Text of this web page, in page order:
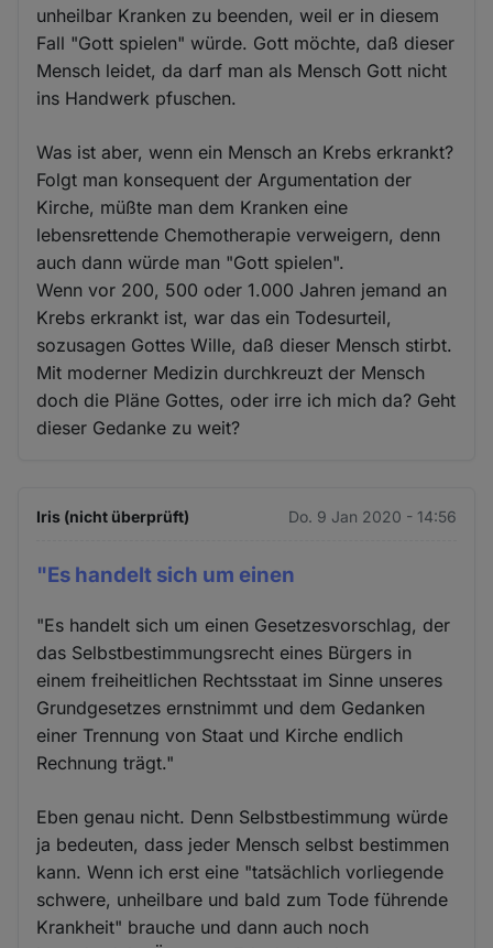
unheilbar Kranken zu beenden, weil er in diesem
Fall "Gott spielen" würde. Gott möchte, daß dieser
Mensch leidet, da darf man als Mensch Gott nicht
ins Handwerk pfuschen.
Was ist aber, wenn ein Mensch an Krebs erkrankt?
Folgt man konsequent der Argumentation der
Kirche, müßte man dem Kranken eine
lebensrettende Chemotherapie verweigern, denn
auch dann würde man "Gott spielen".
Wenn vor 200, 500 oder 1.000 Jahren jemand an
Krebs erkrankt ist, war das ein Todesurteil,
sozusagen Gottes Wille, daß dieser Mensch stirbt.
Mit moderner Medizin durchkreuzt der Mensch
doch die Pläne Gottes, oder irre ich mich da? Geht
dieser Gedanke zu weit?
Iris (nicht überprüft) Do. 9 Jan 2020 - 14:56
"Es handelt sich um einen
"Es handelt sich um einen Gesetzesvorschlag, der
das Selbstbestimmungsrecht eines Bürgers in
einem freiheitlichen Rechtsstaat im Sinne unseres
Grundgesetzes ernstnimmt und dem Gedanken
einer Trennung von Staat und Kirche endlich
Rechnung trägt."
Eben genau nicht. Denn Selbstbestimmung würde
ja bedeuten, dass jeder Mensch selbst bestimmen
kann. Wenn ich erst eine "tatsächlich vorliegende
schwere, unheilbare und bald zum Tode führende
Krankheit" brauche und dann auch noch